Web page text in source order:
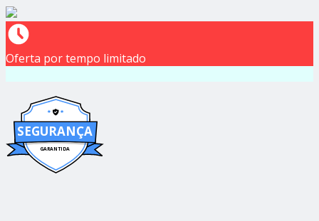
Oferta por tempo limitado
SEGURANÇA
GARANTIDA